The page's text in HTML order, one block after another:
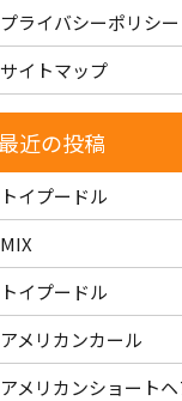
プライバシーポリシー
サイトマップ
トイプードル
MIX
トイプードル
アメリカンカール
アメリカンショートヘ